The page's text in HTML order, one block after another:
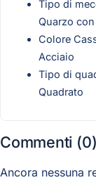
Tipo di
Quarzo
Colore
Acciaio
Tipo di
Quadrato
Commenti (0)
Ancora nessuna